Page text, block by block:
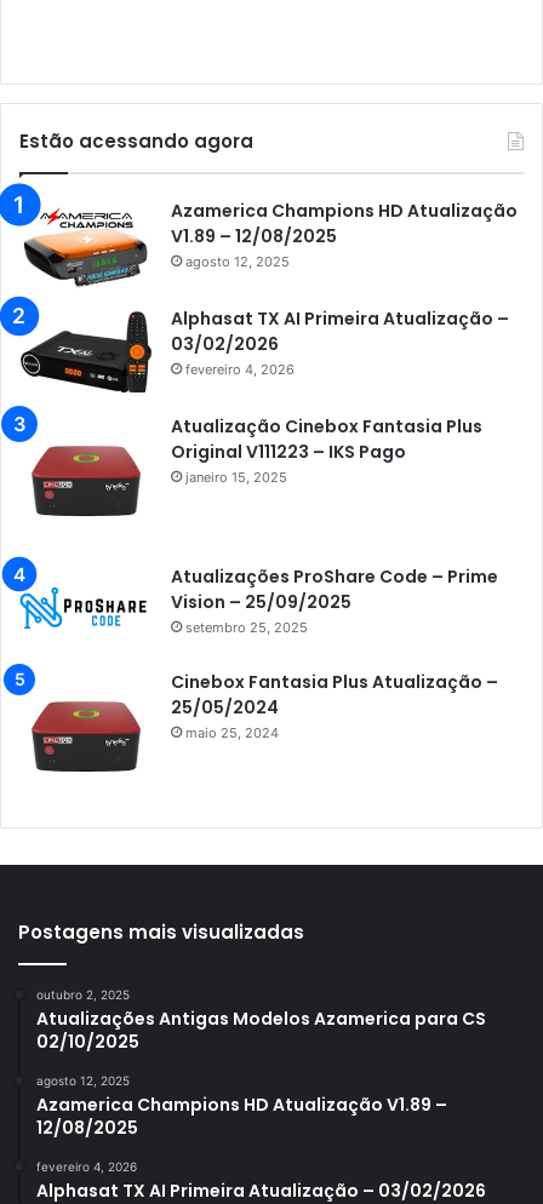
Audisat K10 Urus
Audisat K20 Huracan
Audisat K30 Aventador
Azamerica
Azamerica Beats
Azamerica Champions
Azamerica Champions IPTV
Azamerica Extremo IPTV
Azamerica F92 Plus
Azamerica Gold
Azamerica i7 IPTV
Azamerica King
Azamerica King GX PRO
Azamerica King IPTV
Azamerica Mobi
Azamerica S1005
Azamerica S1006 Plus
Azamerica S1007 New
Azamerica S1007 Plus
Azamerica S1009
Estão acessando agora
Azamerica Champions HD Atualização
V1.89 – 12/08/2025
agosto 12, 2025
Alphasat TX AI Primeira Atualização –
03/02/2026
fevereiro 4, 2026
Atualização Cinebox Fantasia Plus
Original V111223 – IKS Pago
janeiro 15, 2025
Atualizações ProShare Code – Prime
Vision – 25/09/2025
setembro 25, 2025
Cinebox Fantasia Plus Atualização –
25/05/2024
maio 25, 2024
Postagens mais visualizadas
outubro 2, 2025
Atualizações Antigas Modelos Azamerica para CS
02/10/2025
agosto 12, 2025
Azamerica Champions HD Atualização V1.89 –
12/08/2025
fevereiro 4, 2026
Alphasat TX AI Primeira Atualização – 03/02/2026